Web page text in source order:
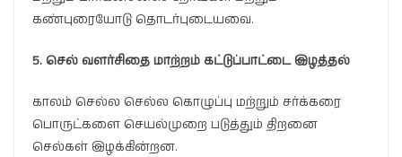
கண்புரையோடு தொடர்புடையவை.
5. செல் வளர்சிதை மாற்றம் கட்டுப்பாட்டை இழத்தல்
காலம் செல்ல செல்ல கொழுப்பு மற்றும் சர்க்கரை
பொருட்களை செயல்முறை படுத்தும் திறனை
செல்கள் இழக்கின்றன.